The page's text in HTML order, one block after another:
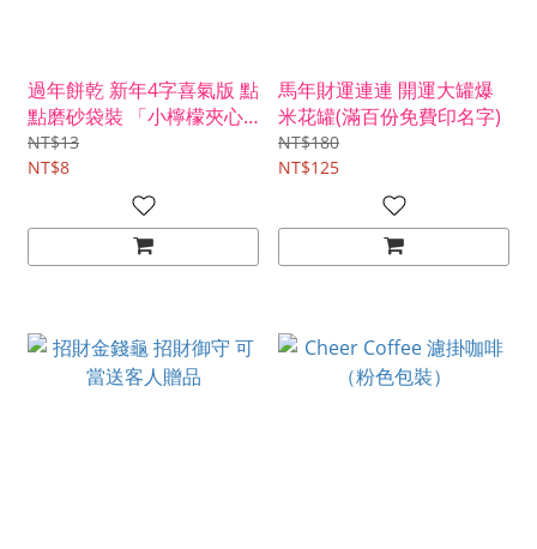
過年餅乾 新年4字喜氣版 點
點磨砂袋裝 「小檸檬夾心
餅乾 單入」
NT$13
NT$8
馬年財運連連 開運大罐爆
米花罐(滿百份免費印名字)
NT$180
NT$125